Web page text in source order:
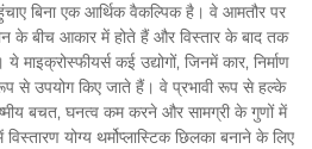
बिना एक आर्थिक वैकल्पिक है। वे आमतौर पर
के बीच आकार में होते हैं और विस्तार के बाद तक
कई उद्योगों, जिनमें कार, निर्माण
से उपयोग किए जाते हैं। वे प्रभावी रूप से हल्के
बचत, घनत्व कम करने और सामग्री के गुणों में
योग्य थर्मोप्लास्टिक छिलका बनाने के लिए